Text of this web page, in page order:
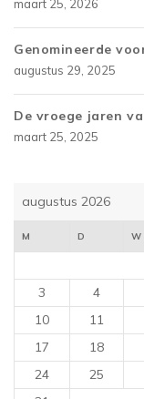
maart 25, 2026
Genomineerde
augustus 29, 2025
De vroege jaren
maart 25, 2025
augustus 2026
M D W
3
4
10
11
17
18
24
25